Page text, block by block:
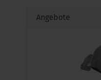
Angebote